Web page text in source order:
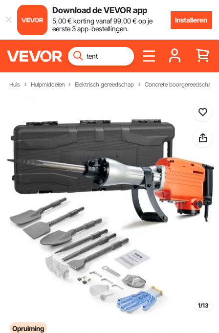
Download de VEVOR app
5,00€ korting vanaf99,00€ op je
eerste 3 app-bestellingen.
Installeren
Huis Hulpmiddelen Elektrisch gereedschap Concrete boorgereedschap
1/13
Opruiming